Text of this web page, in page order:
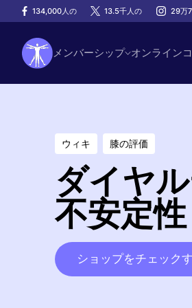
134,000人の 13.5千人の 29万
メンバーシップ オンライン
ウィキ 膝の評価
ダイヤ
不安定性
ショップをチェック